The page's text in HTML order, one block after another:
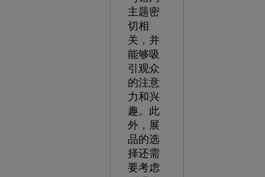
主题密
切相
关，并
能够吸
引观众
的注意
力和兴
趣。此
外，展
品的选
择还需
要考虑